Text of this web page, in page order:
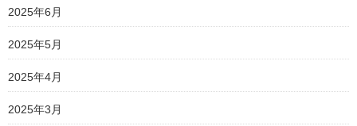
2025年6月
2025年5月
2025年4月
2025年3月